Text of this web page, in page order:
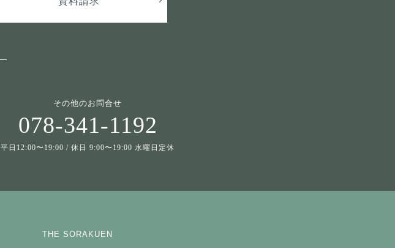
その他のお問合せ
078-341-1192
平日12:00〜19:00 / 休日 9:00〜19:00 水曜日定休
THE SORAKUEN